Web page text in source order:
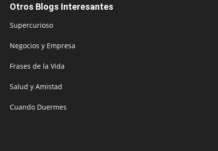
Otros Blogs Interesantes
Supercurioso
Negocios y Empresa
Frases de la Vida
Salud y Amistad
Cuando Duermes